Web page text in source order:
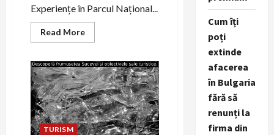
Experiențe în Parcul Național...
Read MoreRead
more
Parcul
Național
Apuseni,
o
comoară
naturală
unică.
TURISM
Cum îți
poți
extinde
afacerea
în Bulgaria
fără să
renunți la
firma din